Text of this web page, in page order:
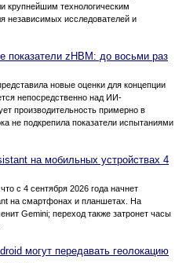
крупнейшим технологическим
независимых исследователей и
показатели zHBM: до восьми раз
новые оценки для концепции
непосредственно над ИИ-
производительность примерно в
не подкрепила показатели испытаниями
на мобильных устройствах 4
с 4 сентября 2026 года начнет
на смартфонах и планшетах. На
Gemini; переход также затронет часы
могут передавать геолокацию